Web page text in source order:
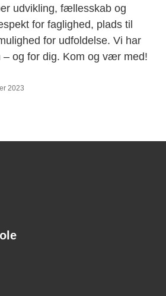
udvikling, fællesskab og
for faglighed, plads til
for udfoldelse. Vi har
– og for dig. Kom og vær med!
2023